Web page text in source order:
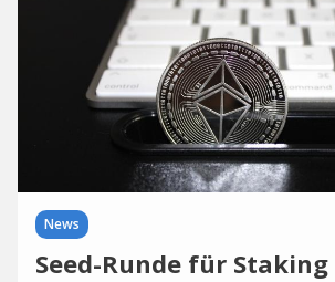
News
Seed-Runde für Staking